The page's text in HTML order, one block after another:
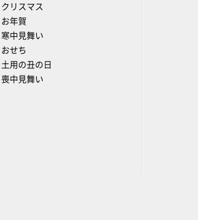
クリスマス
お年賀
寒中見舞い
おせち
土用の丑の日
喪中見舞い